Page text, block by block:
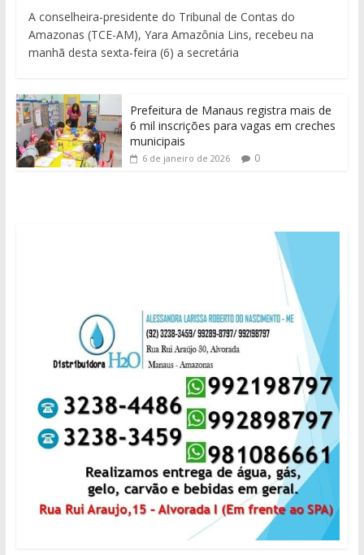
A conselheira-presidente do Tribunal de Contas do
Amazonas (TCE-AM), Yara Amazônia Lins, recebeu na
manhã desta sexta-feira (6) a secretária
Prefeitura de Manaus registra mais de
6 mil inscrições para vagas em creches
municipais
6 de janeiro de 2026 0